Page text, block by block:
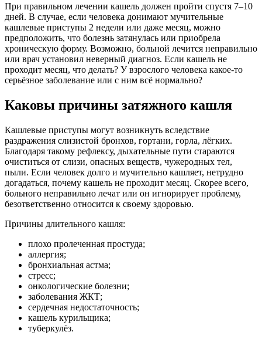
При правильном лечении кашель должен пройти спустя 7–10
дней. В случае, если человека донимают мучительные
кашлевые приступы 2 недели или даже месяц, можно
предположить, что болезнь затянулась или приобрела
хроническую форму. Возможно, больной лечится неправильно
или врач установил неверный диагноз. Если кашель не
проходит месяц, что делать? У взрослого человека какое-то
серьёзное заболевание или с ним всё нормально?
Каковы причины затяжного кашля
Кашлевые приступы могут возникнуть вследствие
раздражения слизистой бронхов, гортани, горла, лёгких.
Благодаря такому рефлексу, дыхательные пути стараются
очиститься от слизи, опасных веществ, чужеродных тел,
пыли. Если человек долго и мучительно кашляет, нетрудно
догадаться, почему кашель не проходит месяц. Скорее всего,
больного неправильно лечат или он игнорирует проблему,
безответственно относится к своему здоровью.
Причины длительного кашля:
плохо пролеченная простуда;
аллергия;
бронхиальная астма;
стресс;
онкологические болезни;
заболевания ЖКТ;
сердечная недостаточность;
кашель курильщика;
туберкулёз.